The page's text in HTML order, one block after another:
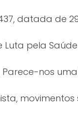
datada de
Luta pela
nos uma